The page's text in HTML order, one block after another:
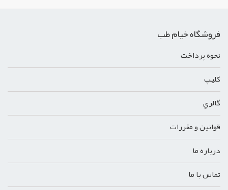
فروشگاه خیام طب
نحوه پرداخت
کليپ
گالري
قوانين و مقررات
درباره ما
تماس با ما